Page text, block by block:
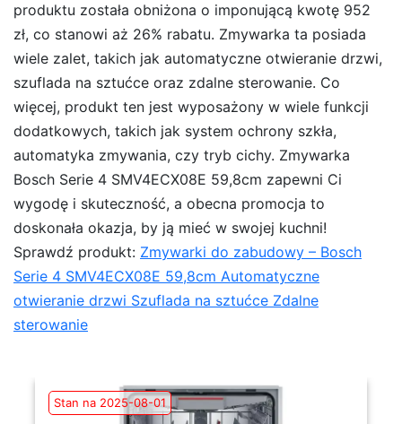
produktu została obniżona o imponującą kwotę 952
zł, co stanowi aż 26% rabatu. Zmywarka ta posiada
wiele zalet, takich jak automatyczne otwieranie drzwi,
szuflada na sztućce oraz zdalne sterowanie. Co
więcej, produkt ten jest wyposażony w wiele funkcji
dodatkowych, takich jak system ochrony szkła,
automatyka zmywania, czy tryb cichy. Zmywarka
Bosch Serie 4 SMV4ECX08E 59,8cm zapewni Ci
wygodę i skuteczność, a obecna promocja to
doskonała okazja, by ją mieć w swojej kuchni!
Sprawdź produkt: Zmywarki do zabudowy – Bosch
Serie 4 SMV4ECX08E 59,8cm Automatyczne
otwieranie drzwi Szuflada na sztućce Zdalne
sterowanie
Stan na 2025-08-01